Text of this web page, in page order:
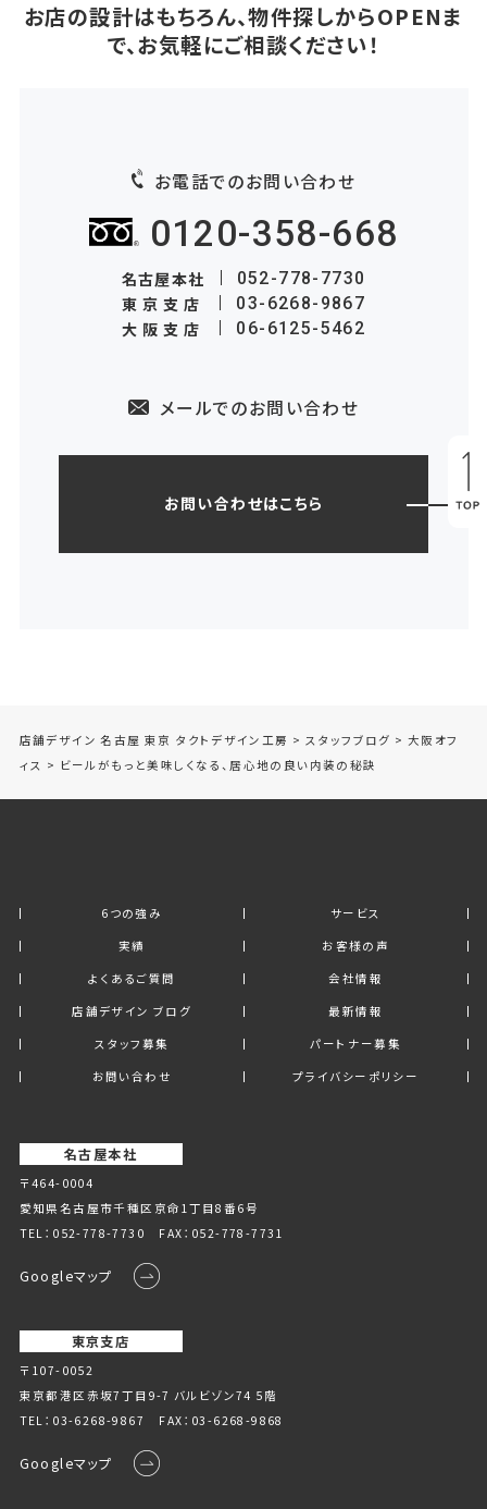
お店の設計はもちろん、物件探しからOPENま
で、お気軽にご相談ください！
お電話でのお問い合わせ
0120-358-668
名古屋本社 052-778-7730
東京支店 03-6268-9867
大阪支店 06-6125-5462
メールでのお問い合わせ
お問い合わせはこちら
店舗デザイン 名古屋 東京 タクトデザイン工房 > スタッフブログ > 大阪オフ
ィス > ビールがもっと美味しくなる、居心地の良い内装の秘訣
6つの強み
サービス
実績
お客様の声
よくあるご質問
会社情報
店舗デザイン ブログ
最新情報
スタッフ募集
パートナー募集
お問い合わせ
プライバシーポリシー
名古屋本社
〒464-0004
愛知県名古屋市千種区京命1丁⽬8番6号
TEL： 052-778-7730 FAX：052-778-7731
Googleマップ
東京支店
〒107-0052
東京都港区赤坂7丁目9-7 バルビゾン74 5階
TEL： 03-6268-9867 FAX：03-6268-9868
Googleマップ